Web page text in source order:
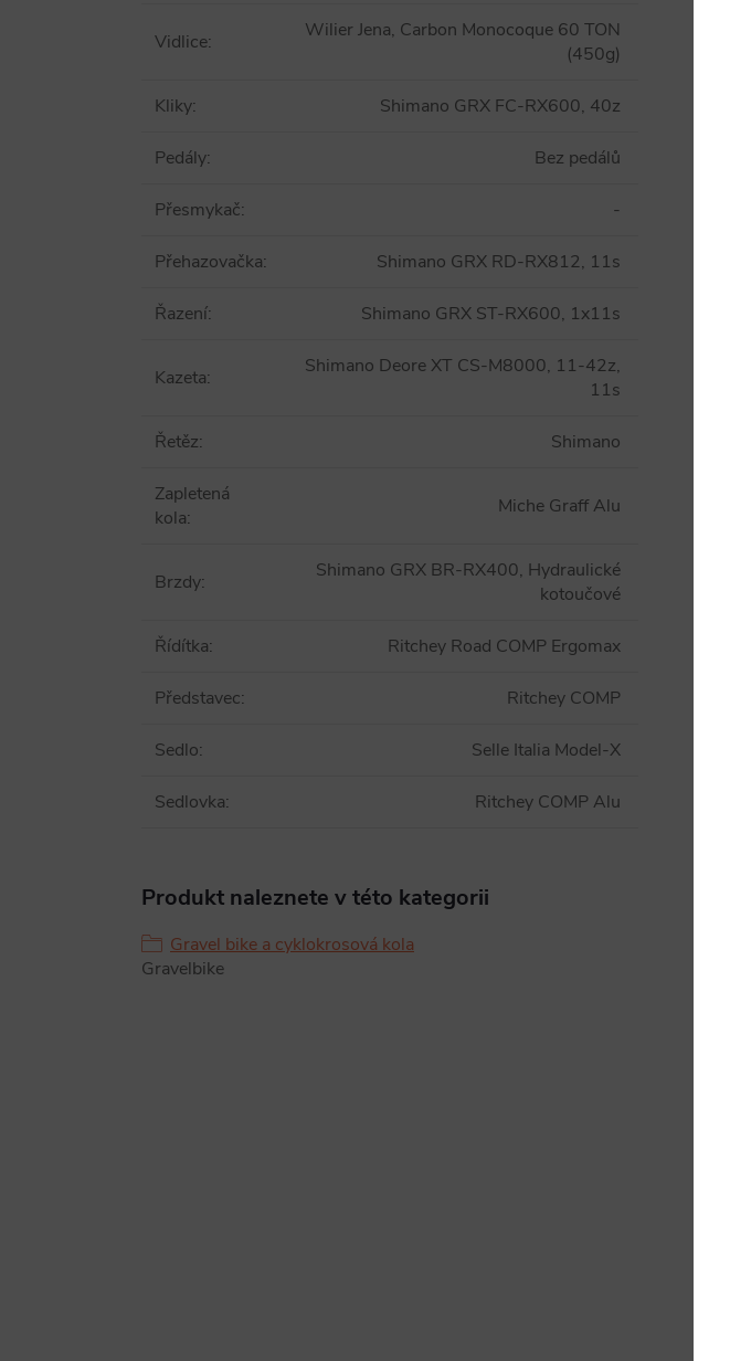
Vidlice:
Wilier Jena, Carbon Monocoque 60 TON
(450g)
Kliky: Shimano GRX FC-RX600, 40z
Pedály: Bez pedálů
Přesmykač: -
Přehazovačka: Shimano GRX RD-RX812, 11s
Řazení: Shimano GRX ST-RX600, 1x11s
Kazeta:
Shimano Deore XT CS-M8000, 11-42z,
11s
Řetěz: Shimano
Zapletená
kola: Miche Graff Alu
Brzdy:
Shimano GRX BR-RX400, Hydraulické
kotoučové
Řídítka: Ritchey Road COMP Ergomax
Představec: Ritchey COMP
Sedlo: Selle Italia Model-X
Sedlovka: Ritchey COMP Alu
Produkt naleznete v této kategorii
Gravel bike a cyklokrosová kola
Gravelbike